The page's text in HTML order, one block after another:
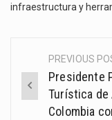
infraestructura y
Post
navigation
PREVIOUS
Presidente
Turística de
Colombia